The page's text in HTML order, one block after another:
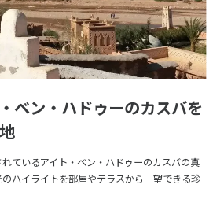
ベン・ハドゥーのカスバを
ているアイト・ベン・ハドゥーのカスバの真
ハイライトを部屋やテラスから一望できる珍